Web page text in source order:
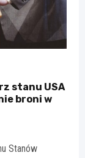
stanu USA
broni w
Stanów